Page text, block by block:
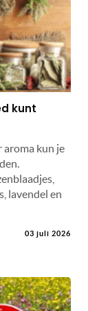
kunt
aroma kun je
lavendel en
03 juli 2026